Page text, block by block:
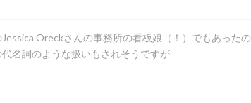
Oreckさんの事務所の看板娘（！）でもあった
名詞のような扱いもされそうですが